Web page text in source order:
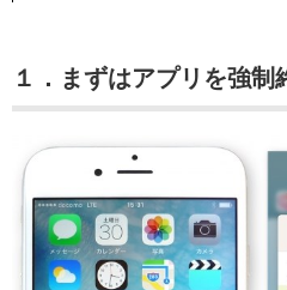
１．まずはアプリを強制